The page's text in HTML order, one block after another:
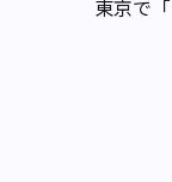
東京で